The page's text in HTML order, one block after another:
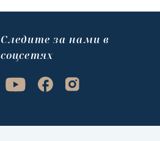
Cледите за нами в
соцсетях